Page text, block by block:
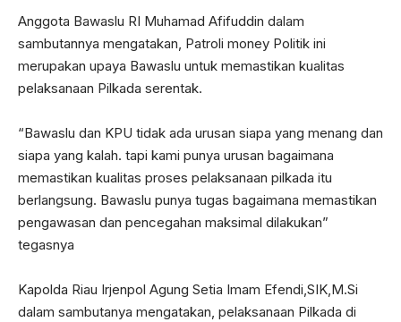
Anggota Bawaslu RI Muhamad Afifuddin dalam
sambutannya mengatakan, Patroli money Politik ini
merupakan upaya Bawaslu untuk memastikan kualitas
pelaksanaan Pilkada serentak.
“Bawaslu dan KPU tidak ada urusan siapa yang menang dan
siapa yang kalah. tapi kami punya urusan bagaimana
memastikan kualitas proses pelaksanaan pilkada itu
berlangsung. Bawaslu punya tugas bagaimana memastikan
pengawasan dan pencegahan maksimal dilakukan”
tegasnya
Kapolda Riau Irjenpol Agung Setia Imam Efendi,SIK,M.Si
dalam sambutanya mengatakan, pelaksanaan Pilkada di